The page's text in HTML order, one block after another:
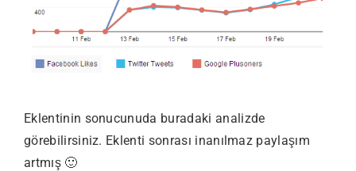
Eklentinin sonucunuda buradaki analizde
görebilirsiniz. Eklenti sonrası inanılmaz paylaşım
artmış 🙂